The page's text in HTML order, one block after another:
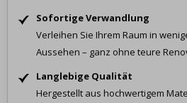
Sofortige Verwandlung
Verleihen Sie Ihrem Raum in
Aussehen – ganz ohne teure
Langlebige Qualität
Hergestellt aus hochwertigem